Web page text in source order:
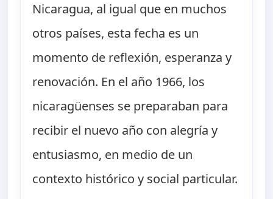
Nicaragua, al igual que en muchos
otros países, esta fecha es un
momento de reflexión, esperanza y
renovación. En el año 1966, los
nicaragüenses se preparaban para
recibir el nuevo año con alegría y
entusiasmo, en medio de un
contexto histórico y social particular.